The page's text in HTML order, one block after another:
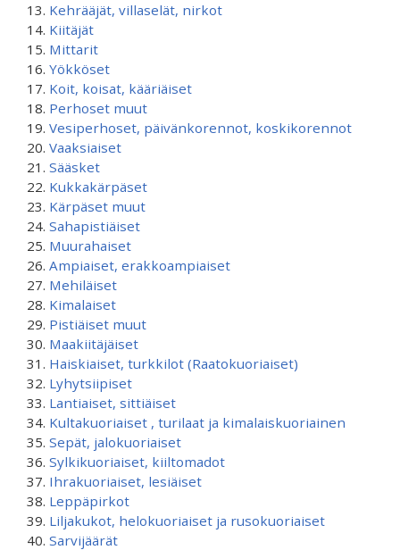
Kehrääjät, villaselät, nirkot
Kiitäjät
Mittarit
Yökköset
Koit, koisat, kääriäiset
Perhoset muut
Vesiperhoset, päivänkorennot, koskikorennot
Vaaksiaiset
Sääsket
Kukkakärpäset
Kärpäset muut
Sahapistiäiset
Muurahaiset
Ampiaiset, erakkoampiaiset
Mehiläiset
Kimalaiset
Pistiäiset muut
Maakiitäjäiset
Haiskiaiset, turkkilot (Raatokuoriaiset)
Lyhytsiipiset
Lantiaiset, sittiäiset
Kultakuoriaiset , turilaat ja kimalaiskuoriainen
Sepät, jalokuoriaiset
Sylkikuoriaiset, kiiltomadot
Ihrakuoriaiset, lesiäiset
Leppäpirkot
Liljakukot, helokuoriaiset ja rusokuoriaiset
Sarvijäärät